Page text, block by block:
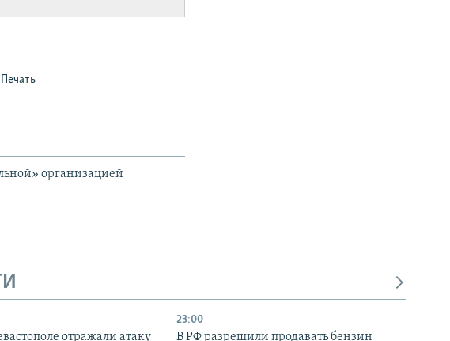
Печать
организацией
отражали атаку
23:00
В РФ разрешили продавать бензин